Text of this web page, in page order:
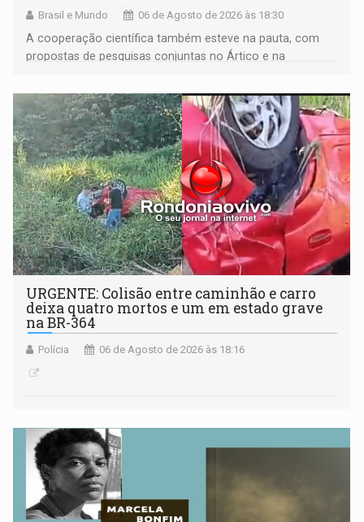
Brasil e Mundo 06 de Agosto de 2026 às 18:30
A cooperação científica também esteve na pauta, com
propostas de pesquisas conjuntas no Ártico e na
URGENTE: Colisão entre caminhão e carro
deixa quatro mortos e um em estado grave
na BR-364
Polícia 06 de Agosto de 2026 às 18:16